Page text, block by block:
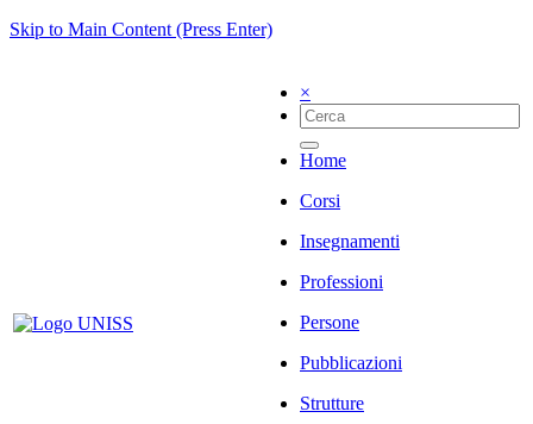
Skip to Main Content (Press Enter)
×
Home
Corsi
Insegnamenti
Professioni
Persone
Pubblicazioni
Strutture